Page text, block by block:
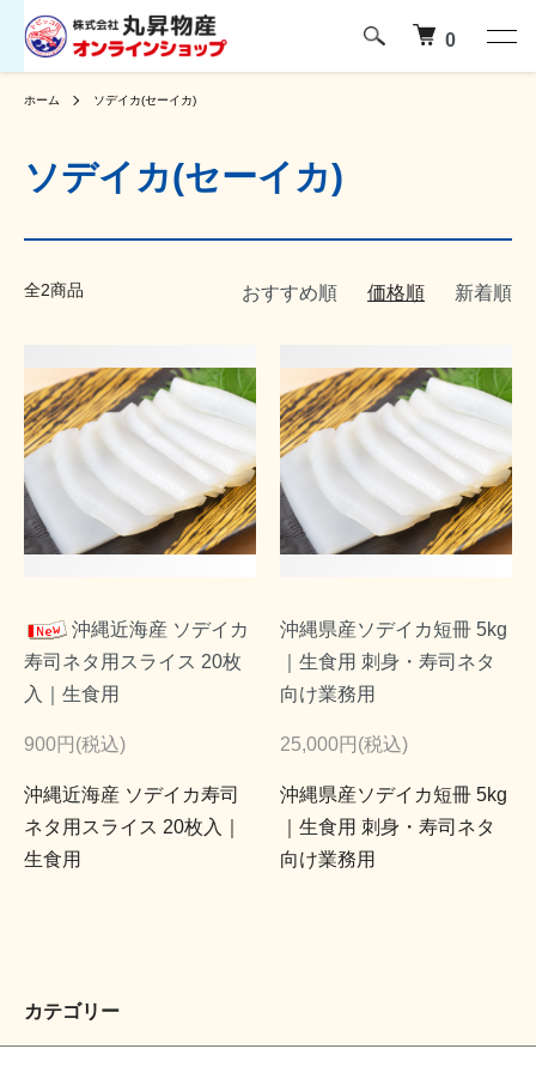
0
ホーム ソデイカ(セーイカ)
ソデイカ(セーイカ)
全2商品 おすすめ順 価格順 新着順
沖縄近海産 ソデイカ
寿司ネタ用スライス 20枚
入｜生食用
900円(税込)
沖縄近海産 ソデイカ寿司
ネタ用スライス 20枚入｜
生食用
沖縄県産ソデイカ短冊 5kg
｜生食用 刺身・寿司ネタ
向け業務用
25,000円(税込)
沖縄県産ソデイカ短冊 5kg
｜生食用 刺身・寿司ネタ
向け業務用
カテゴリー